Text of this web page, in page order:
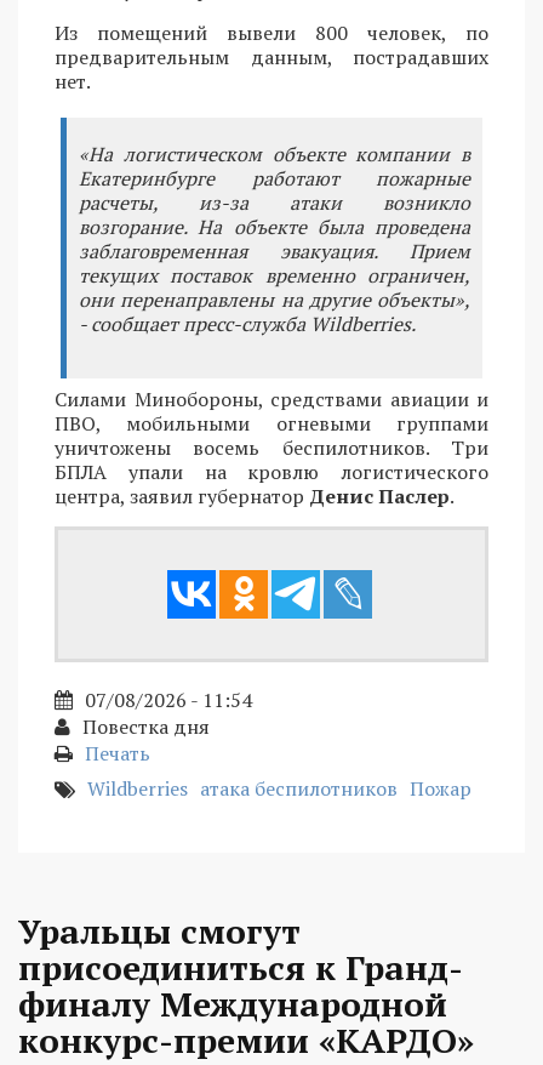
Из помещений вывели 800 человек, по
предварительным данным, пострадавших
нет.
«На логистическом объекте компании в
Екатеринбурге работают пожарные
расчеты, из-за атаки возникло
возгорание. На объекте была проведена
заблаговременная эвакуация. Прием
текущих поставок временно ограничен,
они перенаправлены на другие объекты»,
- сообщает пресс-служба Wildberries.
Силами Минобороны, средствами авиации и
ПВО, мобильными огневыми группами
уничтожены восемь беспилотников. Три
БПЛА упали на кровлю логистического
центра, заявил губернатор Денис Паслер.
07/08/2026 - 11:54
Повестка дня
Печать
Wildberries атака беспилотников Пожар
Уральцы смогут
присоединиться к Гранд-
финалу Международной
конкурс-премии «КАРДО»